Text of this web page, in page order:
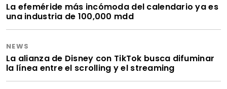
La efeméride más incómoda del calendario ya es
una industria de 100,000 mdd
NEWS
La alianza de Disney con TikTok busca difuminar
la línea entre el scrolling y el streaming